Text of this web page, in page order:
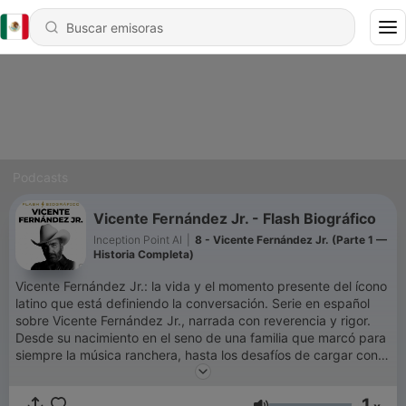
Vicente Fernández Jr. - Flash Biográfico
Inception Point AI
8 - Vicente Fernández Jr. (Parte 1 —
Historia Completa)
Vicente Fernández Jr.: la vida y el momento presente del ícono
latino que está definiendo la conversación. Serie en español
sobre Vicente Fernández Jr., narrada con reverencia y rigor.
Desde su nacimiento en el seno de una familia que marcó para
siempre la música ranchera, hasta los desafíos de cargar con
el peso de un apellido legendario, exploramos los momentos